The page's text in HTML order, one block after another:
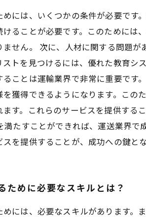
には、いくつかの条件が必要です
けることが必要です。このためには
せん。 次に、人材に関する問題
ストを見つけるには、優れた教育シ
ことは運輸業界で非常に重要です
を獲得できるようになります。この
す。これらのサービスを提供する
満たすことができれば、運送業界
を提供することが、成功への鍵と
ために必要なスキルとは？
には、必要なスキルがあります。